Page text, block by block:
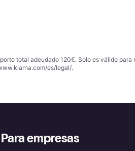
total adeudado 120€. Solo es válido
es/legal/.
Para empresas